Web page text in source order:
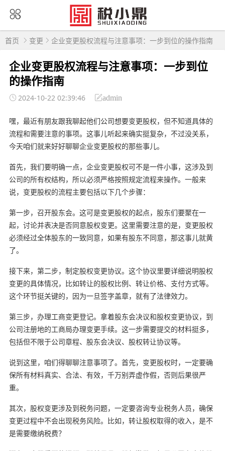
首页 变更 企业变更股权流程与注意事项：一步到位的操作指南
企业变更股权流程与注意事项：一步到位
的操作指南
2024-10-22 02:39:46 admin
嘿，最近有朋友跟我聊起他们公司想要变更股权，但不知道具体的
流程和需要注意的事项。这事儿听起来确实挺复杂，不过没关系，
今天咱们就来好好聊聊企业变更股权的那些事儿。
首先，我们要明确一点，企业变更股权可不是一件小事，这涉及到
公司的所有权结构，所以必须严格按照规定流程来操作。一般来
说，变更股权的流程主要包括以下几个步骤：
第一步，召开股东会。这可是变更股权的起点，股东们要聚在一
起，讨论并表决是否同意股权变更。这里需要注意的是，变更股权
必须经过全体股东的一致同意，如果有股东不同意，那这事儿就黄
了。
接下来，第二步，制定股权变更协议。这个协议里要详细说明股权
变更的具体情况，比如转让的股权比例、转让价格、支付方式等。
这个环节挺关键的，因为一旦签字盖章，就有了法律效力。
第三步，办理工商变更登记。拿着股东会决议和股权变更协议，到
公司注册地的工商局办理变更手续。这一步需要提交的材料挺多，
包括但不限于公司章程、股东会决议、股权转让协议等。
说到这里，咱们得聊聊注意事项了。首先，变更股权时，一定要确
保所有材料真实、合法、有效，千万别弄虚作假，否则后果很严
重。
其次，股权变更涉及到税务问题，一定要咨询专业税务人员，确保
变更过程中不会出现税务风险。比如，转让股权取得的收入，是不
是需要缴纳税费？